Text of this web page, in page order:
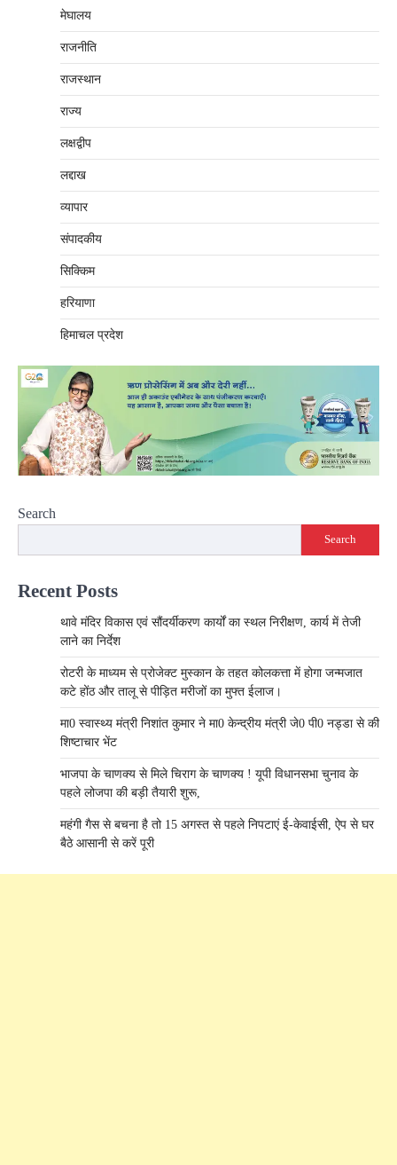
मेघालय
राजनीति
राजस्थान
राज्य
लक्षद्वीप
लद्दाख
व्यापार
संपादकीय
सिक्किम
हरियाणा
हिमाचल प्रदेश
Search
Search
Recent Posts
थावे मंदिर विकास एवं सौंदर्यीकरण कार्यों का स्थल निरीक्षण, कार्य में तेजी
लाने का निर्देश
रोटरी के माध्यम से प्रोजेक्ट मुस्कान के तहत कोलकत्ता में होगा जन्मजात
कटे होंठ और तालू से पीड़ित मरीजों का मुफ्त ईलाज।
मा0 स्वास्थ्य मंत्री निशांत कुमार ने मा0 केन्द्रीय मंत्री जे0 पी0 नड्डा से की
शिष्टाचार भेंट
भाजपा के चाणक्य से मिले चिराग के चाणक्य ! यूपी विधानसभा चुनाव के
पहले लोजपा की बड़ी तैयारी शुरू,
महंगी गैस से बचना है तो 15 अगस्त से पहले निपटाएं ई-केवाईसी, ऐप से घर
बैठे आसानी से करें पूरी